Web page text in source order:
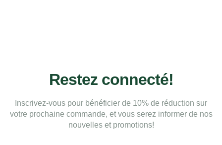
Restez connecté!
Inscrivez-vous pour bénéficier de 10% de réduction sur
votre prochaine commande, et vous serez informer de nos
nouvelles et promotions!